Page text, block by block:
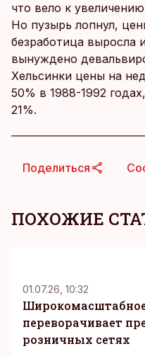
что вело к
Но пузырь лопнул,
безработица выросла
вынуждено
Хельсинки цены на
50% в 1988-1992
21%.
Поделиться
ПОХОЖИЕ
01.07.26, 10:32
переворачивает
розничных сетях